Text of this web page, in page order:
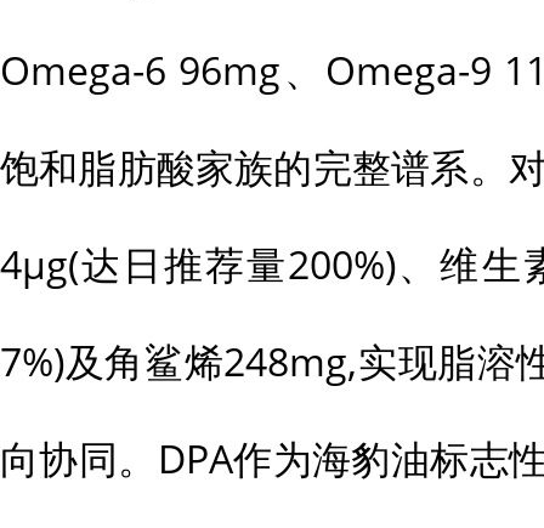
Omega-6 96mg、Omega-9
饱和脂肪酸家族的完整谱系。
4μg(达日推荐量200%)、维生
7%)及角鲨烯248mg,实现脂溶
向协同。DPA作为海豹油标志